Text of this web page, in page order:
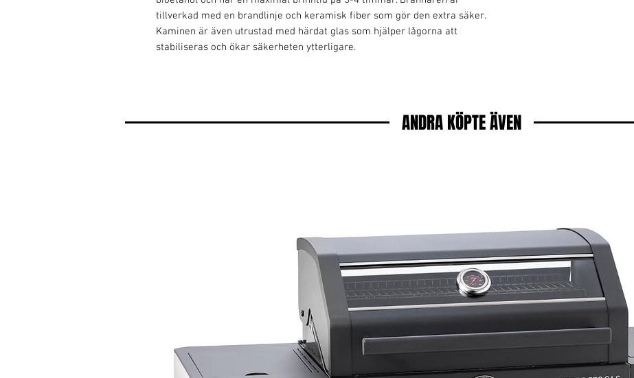
tillverkad med en brandlinje och keramisk fiber som gör den extra säker.
Kaminen är även utrustad med härdat glas som hjälper lågorna att
stabiliseras och ökar säkerheten ytterligare.
ANDRA KÖPTE ÄVEN